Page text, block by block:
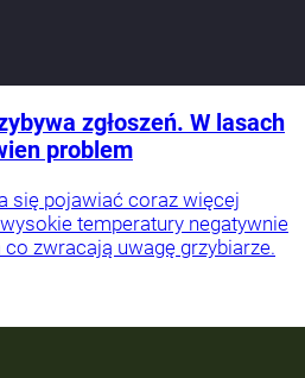
zgłoszeń. W lasach
problem
się pojawiać coraz więcej
temperatury negatywnie
co zwracają uwagę grzybiarze.